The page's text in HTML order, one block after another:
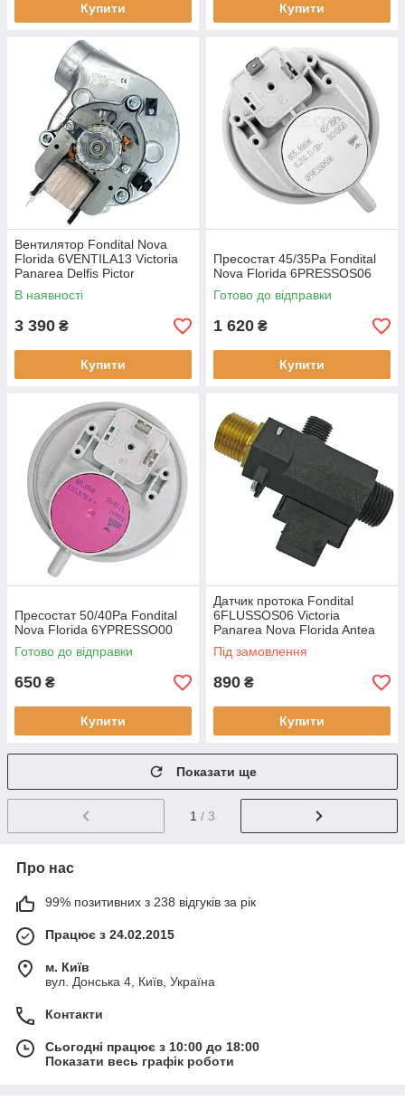
Купити Купити
Вентилятор Fondital Nova
Florida 6VENTILA13 Victoria
Panarea Delfis Pictor
В наявності
3 390 ₴
Купити
Пресостат 45/35Pa Fondital
Nova Florida 6PRESSOS06
Готово до відправки
1 620 ₴
Купити
Пресостат 50/40Pa Fondital
Nova Florida 6YPRESSO00
Готово до відправки
650 ₴
Купити
Датчик протока Fondital
6FLUSSOS06 Victoria
Panarea Nova Florida Antea
6FLUSSOS02
Під замовлення
890 ₴
Купити
Показати ще
1 / 3
Про нас
99% позитивних з 238 відгуків за рік
Працює з 24.02.2015
м. Київ
вул. Донська 4, Київ, Україна
Контакти
Сьогодні працює з 10:00 до 18:00
Показати весь графік роботи